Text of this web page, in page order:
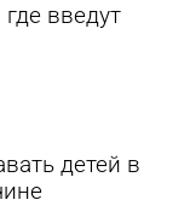
введут
детей в